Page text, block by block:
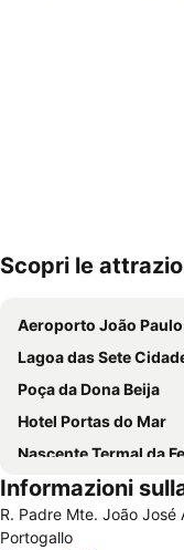
Espandi mappa
Scopri le
Aeroporto João Paulo
Lagoa das Sete
Poça da Dona Beija
Hotel Portas do Mar
Nascente Termal da
Informazioni
R. Padre Mte. João
Portogallo